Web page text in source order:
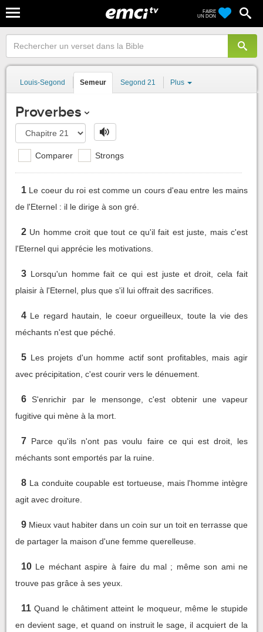
FAIRE
UN DON
Louis-Segond Semeur Segond 21 Plus
Proverbes
Comparer Strongs
1 Le coeur du roi est comme un cours d'eau entre les mains
de l'Eternel : il le dirige à son gré.
2 Un homme croit que tout ce qu'il fait est juste, mais c'est
l'Eternel qui apprécie les motivations.
3 Lorsqu'un homme fait ce qui est juste et droit, cela fait
plaisir à l'Eternel, plus que s'il lui offrait des sacrifices.
4 Le regard hautain, le coeur orgueilleux, toute la vie des
méchants n'est que péché.
5 Les projets d'un homme actif sont profitables, mais agir
avec précipitation, c'est courir vers le dénuement.
6 S'enrichir par le mensonge, c'est obtenir une vapeur
fugitive qui mène à la mort.
7 Parce qu'ils n'ont pas voulu faire ce qui est droit, les
méchants sont emportés par la ruine.
8 La conduite coupable est tortueuse, mais l'homme intègre
agit avec droiture.
9 Mieux vaut habiter dans un coin sur un toit en terrasse que
de partager la maison d'une femme querelleuse.
10 Le méchant aspire à faire du mal ; même son ami ne
trouve pas grâce à ses yeux.
11 Quand le châtiment atteint le moqueur, même le stupide
en devient sage, et quand on instruit le sage, il acquiert de la